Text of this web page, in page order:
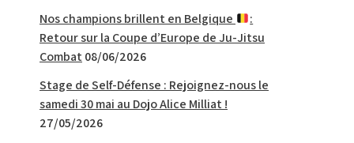
Nos champions brillent en Belgique
:
Retour sur la Coupe d’Europe de Ju-Jitsu
Combat 08/06/2026
Stage de Self-Défense : Rejoignez-nous le
samedi 30 mai au Dojo Alice Milliat !
27/05/2026